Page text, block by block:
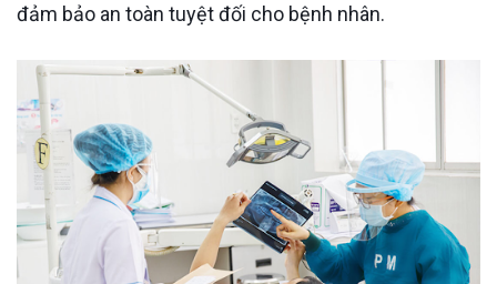
đảm bảo an toàn tuyệt đối cho bệnh nhân.